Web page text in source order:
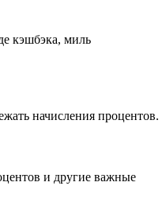
кэшбэка, миль
начисления процентов.
и другие важные